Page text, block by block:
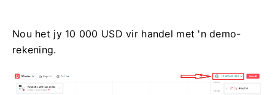
Nou het jy 10 000 USD vir handel met 'n demo-
rekening.